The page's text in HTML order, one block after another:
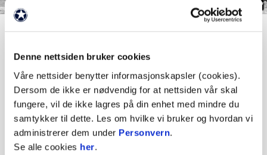
Denne nettsiden bruker cookies
Våre nettsider benytter informasjonskapsler (cookies).
Dersom de ikke er nødvendig for at nettsiden vår skal
fungere, vil de ikke lagres på din enhet med mindre du
samtykker til dette. Les om hvilke vi bruker og hvordan vi
administrerer dem under Personvern.
Se alle cookies her.
Relasjonen Odd/Skidar
Fra bakgård til toppklubb
Hjemmekampen da blodet